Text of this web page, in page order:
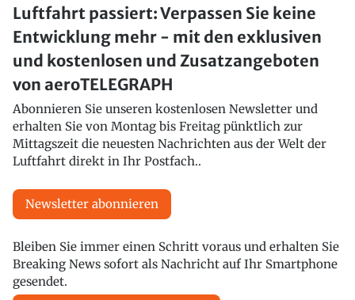
Luftfahrt passiert: Verpassen Sie keine
Entwicklung mehr - mit den exklusiven
und kostenlosen und Zusatzangeboten
von aeroTELEGRAPH
Abonnieren Sie unseren kostenlosen Newsletter und
erhalten Sie von Montag bis Freitag pünktlich zur
Mittagszeit die neuesten Nachrichten aus der Welt der
Luftfahrt direkt in Ihr Postfach..
Newsletter abonnieren
Bleiben Sie immer einen Schritt voraus und erhalten Sie
Breaking News sofort als Nachricht auf Ihr Smartphone
gesendet.